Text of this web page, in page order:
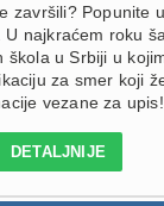
završili? Popunite
U najkraćem roku
škola u Srbiji u
za smer koji
vezane za upis!
DETALJNIJE